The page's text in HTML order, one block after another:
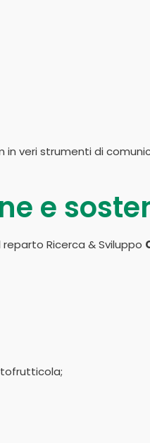
veri strumenti di
e
reparto Ricerca & Sviluppo